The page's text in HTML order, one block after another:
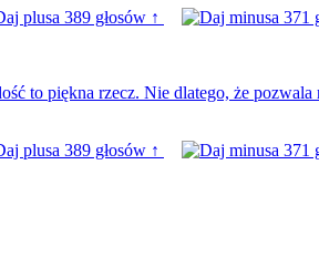
389 głosów ↑
371
to piękna rzecz. Nie dlatego, że
389 głosów ↑ 371